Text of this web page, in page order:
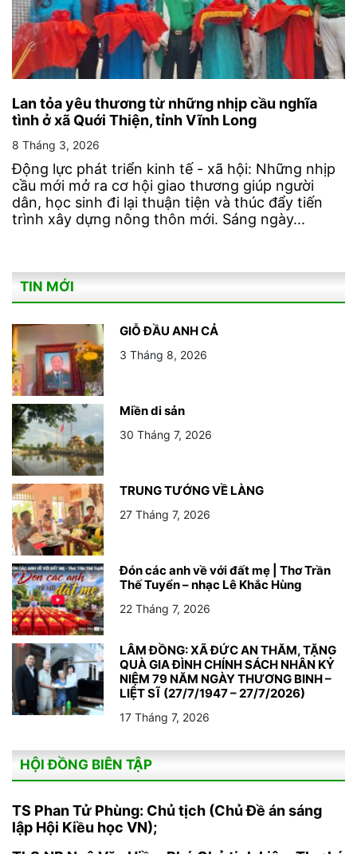
Lan tỏa yêu thương từ những nhịp cầu nghĩa
tình ở xã Quới Thiện, tỉnh Vĩnh Long
8 Tháng 3, 2026
Động lực phát triển kinh tế - xã hội: Những nhịp
cầu mới mở ra cơ hội giao thương giúp người
dân, học sinh đi lại thuận tiện và thúc đẩy tiến
trình xây dựng nông thôn mới. Sáng ngày...
TIN MỚI
GIỖ ĐẦU ANH CẢ
3 Tháng 8, 2026
Miền di sản
30 Tháng 7, 2026
TRUNG TƯỚNG VỀ LÀNG
27 Tháng 7, 2026
Đón các anh về với đất mẹ | Thơ Trần
Thế Tuyển – nhạc Lê Khắc Hùng
22 Tháng 7, 2026
LÂM ĐỒNG: XÃ ĐỨC AN THĂM, TẶNG
QUÀ GIA ĐÌNH CHÍNH SÁCH NHÂN KỶ
NIỆM 79 NĂM NGÀY THƯƠNG BINH –
LIỆT SĨ (27/7/1947 – 27/7/2026)
17 Tháng 7, 2026
HỘI ĐỒNG BIÊN TẬP
TS Phan Tử Phùng: Chủ tịch (Chủ Đề án sáng
lập Hội Kiều học VN);